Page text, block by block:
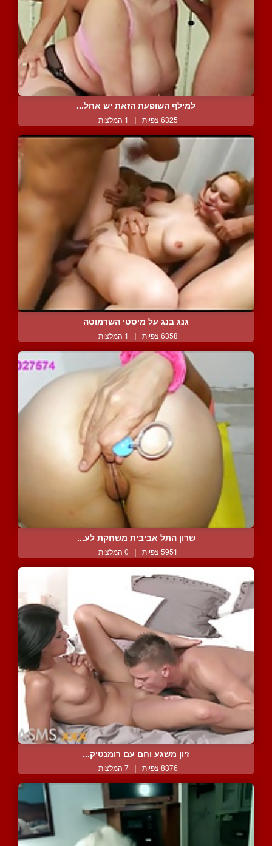
למילף השופעת הזאת יש אחל...
6325 צפיות | 1 המלצות
גנג בנג על מיסטי השרמוטה
6358 צפיות | 1 המלצות
שרון התל אביבית משחקת לע...
5951 צפיות | 0 המלצות
זיון משגע וחם עם רומנטיק...
8376 צפיות | 7 המלצות